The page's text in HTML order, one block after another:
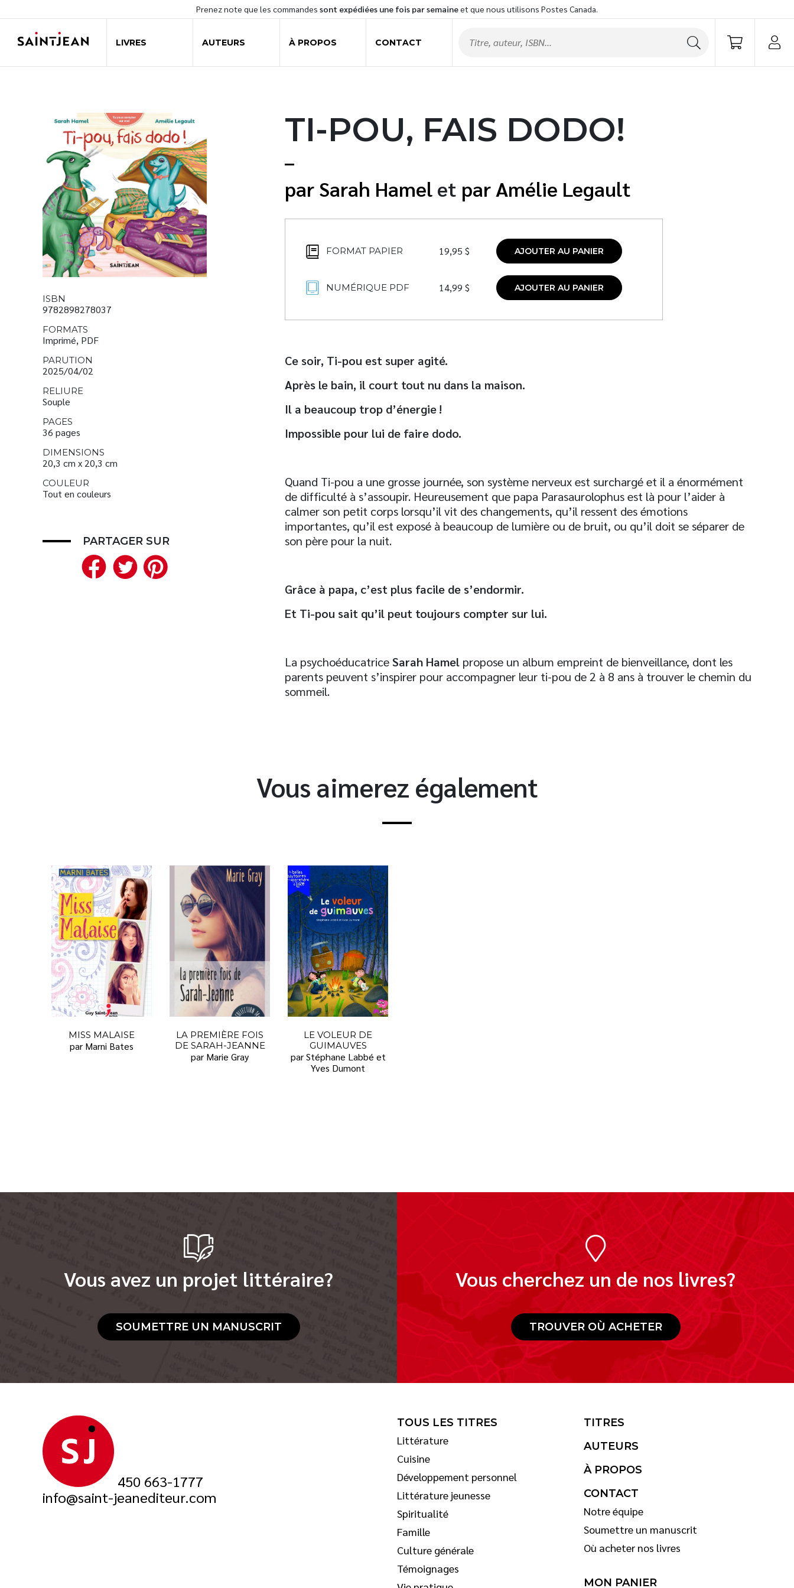
Prenez note que les commandes sont expédiées une fois par semaineet que nous utilisons Postes Canada.
LIVRES AUTEURS À PROPOS CONTACT
TI-POU, FAIS DODO!
Sarah Hamel et Amélie Legault
FORMAT PAPIER 19,95 $ AJOUTER AU PANIER
NUMÉRIQUE PDF 14,99 $ AJOUTER AU PANIER
Ce soir, Ti-pou est super agité.
Après le bain, il court tout nu dans la maison.
Il a beaucoup trop d’énergie !
Impossible pour lui de faire dodo.
Quand Ti-pou a une grosse journée, son système nerveux est surchargé et il a énormément
de difficulté à s’assoupir. Heureusement que papa Parasaurolophus est là pour l’aider à
calmer son petit corps lorsqu’il vit des changements, qu’il ressent des émotions
importantes, qu’il est exposé à beaucoup de lumière ou de bruit, ou qu’il doit se séparer de
son père pour la nuit.
Grâce à papa, c’est plus facile de s’endormir.
Et Ti-pou sait qu’il peut toujours compter sur lui.
La psychoéducatriceSarah Hamel propose un album empreint de bienveillance, dont les
parents peuvent s’inspirer pour accompagner leur ti-pou de 2 à 8 ans à trouver le chemin du
sommeil.
ISBN
9782898278037
FORMATS
Imprimé, PDF
PARUTION
2025/04/02
RELIURE
Souple
PAGES
36 pages
DIMENSIONS
20,3 cm x 20,3 cm
COULEUR
Tout en couleurs
PARTAGER SUR
Facebook
Twitter
Vous aimerez également
MISS MALAISE
par Marni Bates
LA PREMIÈRE FOIS
DE SARAH-JEANNE
par Marie Gray
LE VOLEUR DE
GUIMAUVES
par Stéphane Labbé et
Yves Dumont
Vous avez un projet littéraire?
SOUMETTRE UN MANUSCRIT
Vous cherchez un de nos livres?
TROUVER OÙ ACHETER
450 663-1777
info@saint-jeanediteur.com
TOUS LES TITRES
Littérature
Cuisine
Développement personnel
Littérature jeunesse
Spiritualité
Famille
Culture générale
Témoignages
TITRES
AUTEURS
À PROPOS
CONTACT
Notre équipe
Soumettre un manuscrit
Où acheter nos livres
MON PANIER